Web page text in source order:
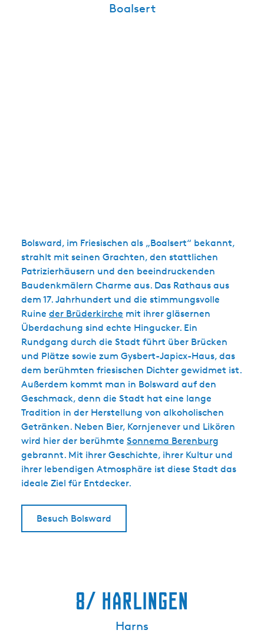
Boalsert
Bolsward, im Friesischen als „Boalsert“ bekannt,
strahlt mit seinen Grachten, den stattlichen
Patrizierhäusern und den beeindruckenden
Baudenkmälern Charme aus. Das Rathaus aus
dem 17. Jahrhundert und die stimmungsvolle
Ruine der Brüderkirche mit ihrer gläsernen
Überdachung sind echte Hingucker. Ein
Rundgang durch die Stadt führt über Brücken
und Plätze sowie zum Gysbert-Japicx-Haus, das
dem berühmten friesischen Dichter gewidmet ist.
Außerdem kommt man in Bolsward auf den
Geschmack, denn die Stadt hat eine lange
Tradition in der Herstellung von alkoholischen
Getränken. Neben Bier, Kornjenever und Likören
wird hier der berühmte Sonnema Berenburg
gebrannt. Mit ihrer Geschichte, ihrer Kultur und
ihrer lebendigen Atmosphäre ist diese Stadt das
ideale Ziel für Entdecker.
Besuch Bolsward
8/ Harlingen
Harns